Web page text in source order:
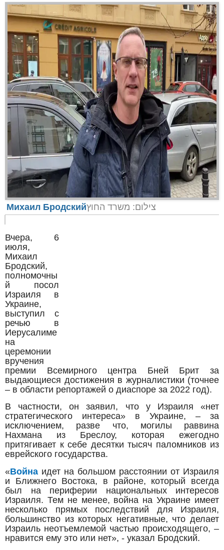
e
Михаил Бродскийצילום: משרד החוץ
Вчера, 6
июля,
Михаил
Бродский,
полномочны
й посол
Израиля в
Украине,
выступил с
речью в
Иерусалиме
на
церемонии
вручения
премии Всемирного центра Бней Брит за
выдающиеся достижения в журналистики (точнее
– в области репортажей о диаспоре за 2022 год).
В частности, он заявил, что у Израиля «нет
стратегического интереса» в Украине, – за
исключением, разве что, могилы раввина
Нахмана из Бреслоу, которая ежегодно
притягивает к себе десятки тысяч паломников из
еврейского государства.
«Война идет на большом расстоянии от Израиля
и Ближнего Востока, в районе, который всегда
был на периферии национальных интересов
Израиля. Тем не менее, война на Украине имеет
несколько прямых последствий для Израиля,
большинство из которых негативные, что делает
Израиль неотъемлемой частью происходящего, –
нравится ему это или нет», - указал Бродский.